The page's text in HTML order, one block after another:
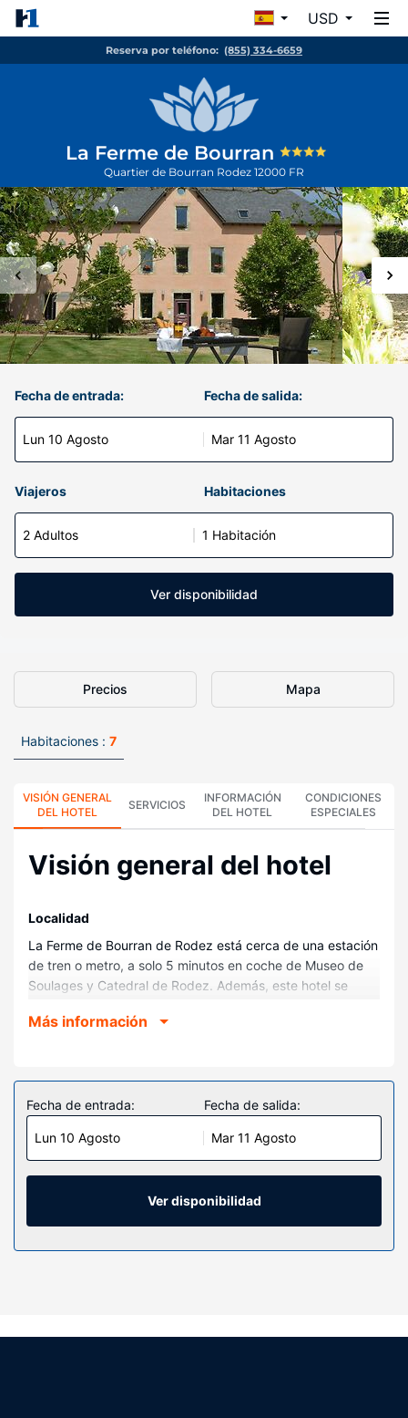
USD
Reserva por teléfono: (855) 334-6659
La Ferme de Bourran
Quartier de Bourran Rodez 12000 FR
Fecha de entrada:
Lun 10 Agosto
Fecha de salida:
Mar 11 Agosto
Viajeros Habitaciones
2 Adultos 1 Habitación
Ver disponibilidad
Precios Mapa
Habitaciones : 7
VISIÓN GENERAL
DEL HOTEL
SERVICIOS
INFORMACIÓN
DEL HOTEL
CONDICIONES
ESPECIALES
Visión general del hotel
Localidad
La Ferme de Bourran de Rodez está cerca de una estación
de tren o metro, a solo 5 minutos en coche de Museo de
Soulages y Catedral de Rodez. Además, este hotel se
Museo Fenaille.
Te sentirás como en tu propia casa en cualquiera de las 7
habitaciones con minibar y televisión de pantalla plana. La
conexión wifi gratis te mantendrá en contacto con los
tuyos. Además, podrás disfrutar de canales por satélite. El
baño privado con ducha está provisto de artículos de
higiene personal gratuitos y secadores de pelo. Entre las
comodidades, se incluyen caja fuerte, escritorio y teléfono
Servicios hotel
un vestíbulo con chimenea y una zona de pícnic.
Más información
Fecha de entrada:
Lun 10 Agosto
Fecha de salida:
Mar 11 Agosto
Ver disponibilidad